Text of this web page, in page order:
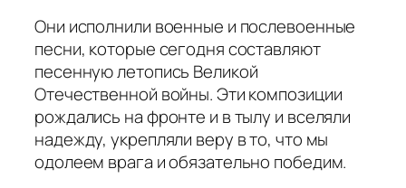
Они исполнили военные и послевоенные
песни, которые сегодня составляют
песенную летопись Великой
Отечественной войны. Эти композиции
рождались на фронте и в тылу и вселяли
надежду, укрепляли веру в то, что мы
одолеем врага и обязательно победим.